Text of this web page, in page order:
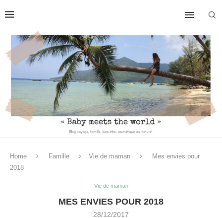
Home Famille Vie de maman
Mes envies pour
2018
Vie de maman
MES ENVIES POUR 2018
28/12/2017